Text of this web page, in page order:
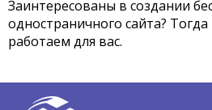
Заинтересованы в создании
одностраничного сайта?
работаем для вас.